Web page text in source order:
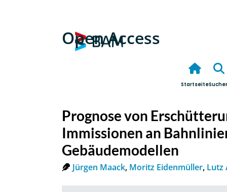
Open Access
Startseite
Prognose von
Immissionen an
Gebäudemodellen
Jürgen Maack, Moritz Eidenmüller, Lutz